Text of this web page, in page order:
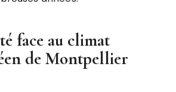
face au climat
de Montpellier